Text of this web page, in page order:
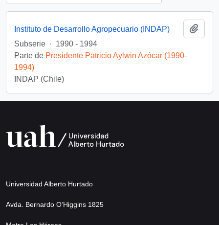
Instituto de Desarrollo Agropecuario (INDAP)
Subserie · 1990 - 1994
Parte de Presidente Patricio Aylwin Azócar (1990-
1994)
INDAP (Chile)
Universidad Alberto Hurtado
Avda. Bernardo O’Higgins 1825